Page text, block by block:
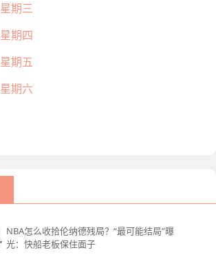
星期三
星期四
星期五
星期六
NBA怎么收拾伦纳德残局？“最可能结局”曝
光：快船老板保住面子